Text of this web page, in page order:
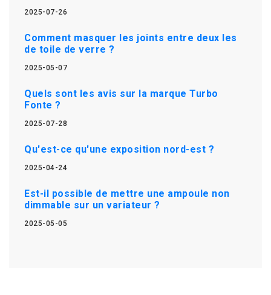
2025-07-26
Comment masquer les joints entre deux les
de toile de verre ?
2025-05-07
Quels sont les avis sur la marque Turbo
Fonte ?
2025-07-28
Qu'est-ce qu'une exposition nord-est ?
2025-04-24
Est-il possible de mettre une ampoule non
dimmable sur un variateur ?
2025-05-05